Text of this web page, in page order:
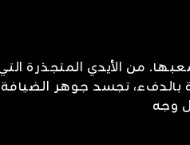
من الأيدي المتجذرة
بالدفء، تجسد جوهر
وجه